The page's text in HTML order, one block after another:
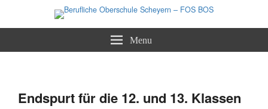
Berufliche Oberschule Scheyern –
FOS BOS
Menu
Endspurt für die 12. und 13. Klassen